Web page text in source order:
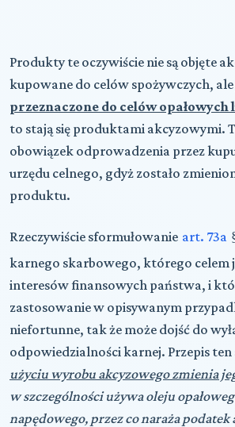
Produkty te oczywiście nie są objęte
kupowane do celów spożywczych, ale
przeznaczone do celów opałowych
to stają się produktami akcyzowymi.
obowiązek odprowadzenia przez
urzędu celnego, gdyż zostało
produktu.
Rzeczywiście sformułowanie art. 73a
karnego skarbowego, którego celem
interesów finansowych państwa, i
zastosowanie w opisywanym
niefortunne, tak że może dojść do
odpowiedzialności karnej. Przepis ten
użyciu wyrobu akcyzowego zmienia
w szczególności używa oleju
napędowego, przez co naraża podatek